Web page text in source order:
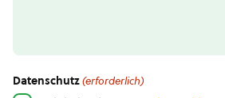
Datenschutz(erforderlich)